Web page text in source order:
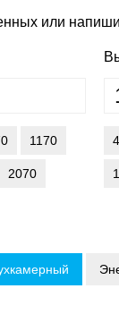
или
1170
2070